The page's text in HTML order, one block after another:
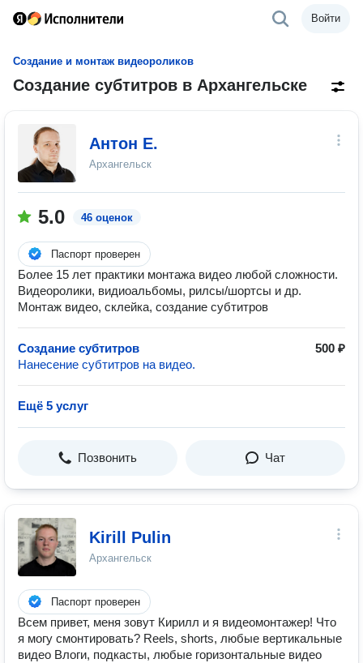
Войти
Создание и монтаж видеороликов
Создание субтитров в Архангельске
Антон Е.
Архангельск
5.0 46 оценок
Паспорт проверен
Более 15 лет практики монтажа видео любой сложности.
Видеоролики, видиоальбомы, рилсы/шортсы и др.
Монтаж видео, склейка, создание субтитров
Создание субтитров
500 ₽
Нанесение субтитров на видео.
Ещё 5 услуг
Позвонить Чат
Kirill Pulin
Архангельск
Паспорт проверен
Всем привет, меня зовут Кирилл и я видеомонтажер! Что
я могу смонтировать? Reels, shorts, любые вертикальные
видео Влоги, подкасты, любые горизонтальные видео